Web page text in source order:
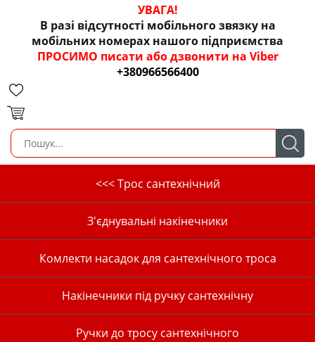
УВАГА!
В разі відсутності мобільного звязку на
мобільних номерах нашого підприємства
ПРОСИМО писати або дзвонити на Viber
+380966566400
<<< Трос сантехнічний
З'єднувальні накінечники
Комлекти насадок для сантехнічного троса
Накінечники під ручку сантехнічну
Ручки до тросу сантехнічного